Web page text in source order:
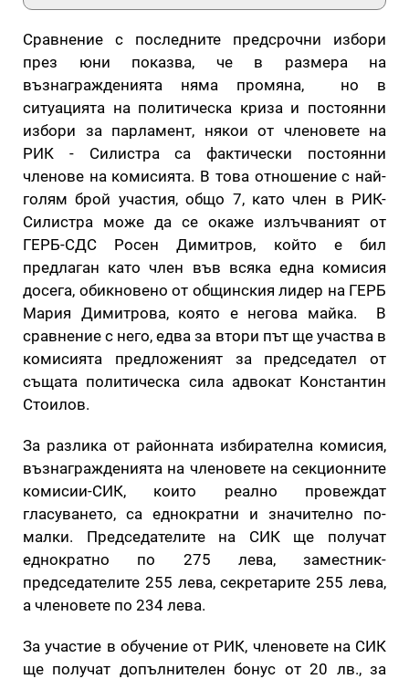
Сравнение с последните предсрочни избори
през юни показва, че в размера на
възнагражденията няма промяна, но в
ситуацията на политическа криза и постоянни
избори за парламент, някои от членовете на
РИК - Силистра са фактически постоянни
членове на комисията. В това отношение с най-
голям брой участия, общо 7, като член в РИК-
Силистра може да се окаже излъчваният от
ГЕРБ-СДС Росен Димитров, който е бил
предлаган като член във всяка една комисия
досега, обикновено от общинския лидер на ГЕРБ
Мария Димитрова, която е негова майка. В
сравнение с него, едва за втори път ще участва в
комисията предложеният за председател от
същата политическа сила адвокат Константин
Стоилов.
За разлика от районната избирателна комисия,
възнагражденията на членовете на секционните
комисии-СИК, които реално провеждат
гласуването, са еднократни и значително по-
малки. Председателите на СИК ще получат
еднократно по 275 лева, заместник-
председателите 255 лева, секретарите 255 лева,
а членовете по 234 лева.
За участие в обучение от РИК, членовете на СИК
ще получат допълнителен бонус от 20 лв., за